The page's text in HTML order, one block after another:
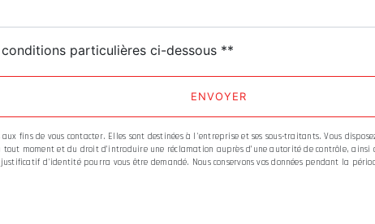
particulières ci-dessous **
ENVOYER
aux fins de vous contacter. Elles sont destinées à l'entreprise et ses sous-traitants. Vous
moment et du droit d’introduire une réclamation auprès d’une autorité de contrôle, ainsi
d'identité pourra vous être demandé. Nous conservons vos données pendant la